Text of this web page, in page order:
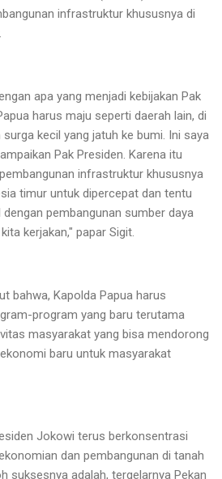
infrastruktur khususnya di
apa yang menjadi kebijakan Pak
harus maju seperti daerah lain, di
kecil yang jatuh ke bumi. Ini saya
Pak Presiden. Karena itu
infrastruktur khususnya
timur untuk dipercepat dan tentu
pembangunan sumber daya
kerjakan," papar Sigit.
bahwa, Kapolda Papua harus
program yang baru terutama
masyarakat yang bisa mendorong
baru untuk masyarakat
Jokowi terus berkonsentrasi
dan pembangunan di tanah
suksesnya adalah, tergelarnya Pekan